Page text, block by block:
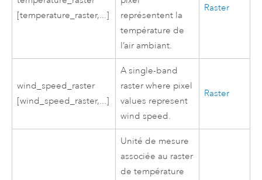
[temperature_raster,...]
représentent la
température de
l’air ambiant.
Raster
wind_speed_raster
[wind_speed_raster,...]
A single-band
raster where pixel
values represent
wind speed.
Raster
Unité de mesure
associée au raster
de température